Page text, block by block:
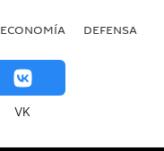
ECONOMÍA DEFENSA
VK